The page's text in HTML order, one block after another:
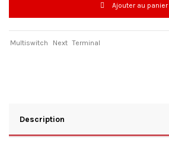
Ajouter au panier
Multiswitch Next Terminal
Description